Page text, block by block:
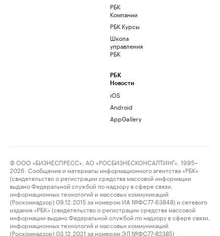
РБК
Компании
РБК Курсы
Школа
управления
РБК
РБК
Новости
iOS
Android
AppGallery
© ООО «БИЗНЕСПРЕСС», АО «РОСБИЗНЕСКОНСАЛТИНГ», 1995–
2026. Сообщения и материалы информационного агентства «РБК»
(свидетельство о регистрации средства массовой информации
выдано Федеральной службой по надзору в сфере связи,
информационных технологий и массовых коммуникаций
(Роскомнадзор) 09.12.2015 за номером ИА №ФС77-63848) и сетевого
издания «РБК» (свидетельство о регистрации средства массовой
информации выдано Федеральной службой по надзору в сфере связи,
информационных технологий и массовых коммуникаций
(Роскомнадзор) 03.12.2021 за номером ЭЛ №ФС77-82385)